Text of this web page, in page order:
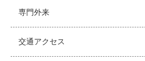
専門外来
交通アクセス